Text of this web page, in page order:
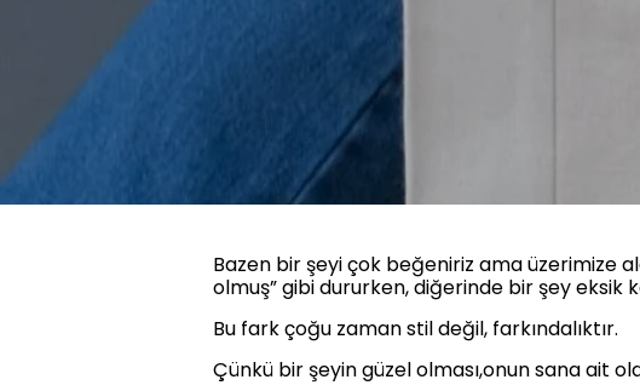
Bazen bir şeyi çok beğeniriz ama üzerimize
olmuş” gibi dururken, diğerinde bir şey eksik
Bu fark çoğu zaman stil değil, farkındalıktır.
Çünkü bir şeyin güzel olması,onun sana ait